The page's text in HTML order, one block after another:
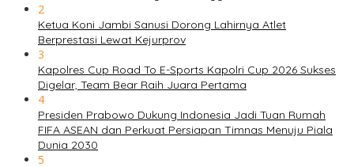
2
Ketua Koni Jambi Sanusi Dorong Lahirnya Atlet
Berprestasi Lewat Kejurprov
3
Kapolres Cup Road To E-Sports Kapolri Cup 2026 Sukses
Digelar, Team Bear Raih Juara Pertama
4
Presiden Prabowo Dukung Indonesia Jadi Tuan Rumah
FIFA ASEAN dan Perkuat Persiapan Timnas Menuju Piala
Dunia 2030
5